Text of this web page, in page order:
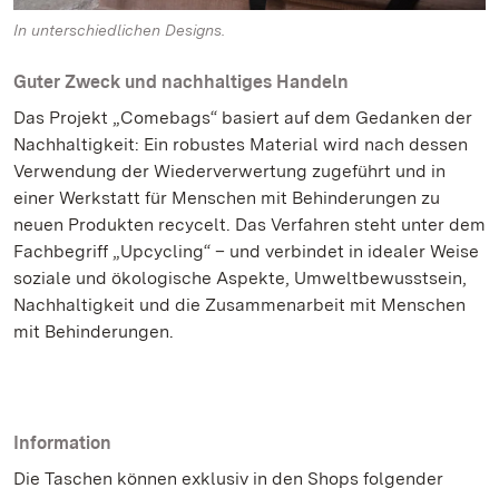
In unterschiedlichen Designs.
Guter Zweck und nachhaltiges Handeln
Das Projekt „Comebags“ basiert auf dem Gedanken der
Nachhaltigkeit: Ein robustes Material wird nach dessen
Verwendung der Wiederverwertung zugeführt und in
einer Werkstatt für Menschen mit Behinderungen zu
neuen Produkten recycelt. Das Verfahren steht unter dem
Fachbegriff „Upcycling“ – und verbindet in idealer Weise
soziale und ökologische Aspekte, Umweltbewusstsein,
Nachhaltigkeit und die Zusammenarbeit mit Menschen
mit Behinderungen.
Information
Die Taschen können exklusiv in den Shops folgender